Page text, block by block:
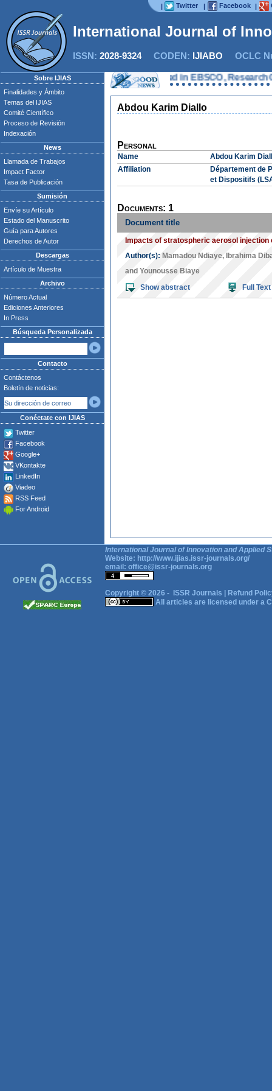
| Twitter | Facebook |
International Journal of
ISSN: 2028-9324CODEN: IJIABO OCLC
Sobre IJIAS
Finalidades y Ámbito
Temas del IJIAS
Comité Científico
Proceso de Revisión
Indexación
News
Llamada de Trabajos
Impact Factor
Tasa de Publicación
Sumisión
Envíe su Artículo
Estado del Manuscrito
Guía para Autores
Derechos de Autor
Descargas
Artículo de Muestra
Archivo
Número Actual
Ediciones Anteriores
In Press
Búsqueda Personalizada
Contacto
Contáctenos
Boletín de noticias:
Conéctate con IJIAS
Twitter
Facebook
Google+
VKontakte
LinkedIn
Viadeo
RSS Feed
For Android
Now IJIAS is indexed in EBSCO,
Abdou Karim Diallo
Personal
Name
Abdou Karim
Affiliation
Département de
et Dispositifs
Documents: 1
Document title
Impacts of stratospheric aerosol
Author(s): Mamadou Ndiaye, Ibrahima
and Younousse Biaye
Show abstract
Full Text
International Journal of Innovation and Applied
Website: http://www.ijias.issr-journals.org/
email: office@issr-journals.org
Copyright © 2026 - ISSR Journals
Refund
All articles are licensed under a